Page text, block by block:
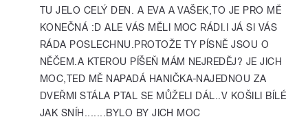
TU JELO CELÝ DEN. A EVA A VAŠEK,TO JE PRO MĚ
KONEČNÁ :D ALE VÁS MĚLI MOC RÁDI.I JÁ SI VÁS
RÁDA POSLECHNU.PROTOŽE TY PÍSNĚ JSOU O
NĚČEM.A KTEROU PÍŠEŇ MÁM NEJREDĚJ? JE JICH
MOC,TED MĚ NAPADÁ HANIČKA-NAJEDNOU ZA
DVEŘMI STÁLA PTAL SE MŮŽELI DÁL..V KOŠILI BÍLÉ
JAK SNÍH.......BYLO BY JICH MOC